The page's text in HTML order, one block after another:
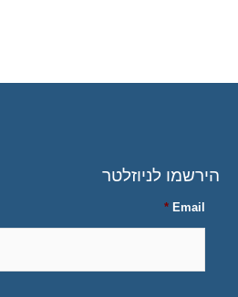
הירשמו לניוזלטר
Email
*